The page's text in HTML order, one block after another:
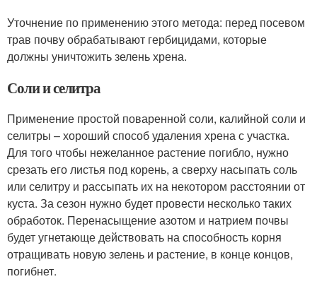
Уточнение по применению этого метода: перед посевом
трав почву обрабатывают гербицидами, которые
должны уничтожить зелень хрена.
Соли и селитра
Применение простой поваренной соли, калийной соли и
селитры – хороший способ удаления хрена с участка.
Для того чтобы нежеланное растение погибло, нужно
срезать его листья под корень, а сверху насыпать соль
или селитру и рассыпать их на некотором расстоянии от
куста. За сезон нужно будет провести несколько таких
обработок. Перенасыщение азотом и натрием почвы
будет угнетающе действовать на способность корня
отращивать новую зелень и растение, в конце концов,
погибнет.